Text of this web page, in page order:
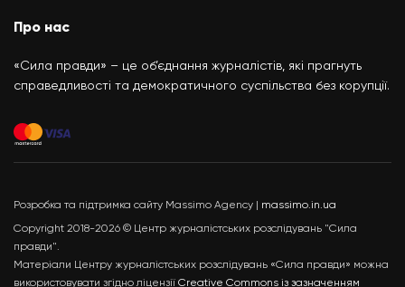
Про нас
«Сила правди» – це об’єднання журналістів, які прагнуть
справедливості та демократичного суспільства без корупції.
Розробка та підтримка сайту Massimo Agency | massimo.in.ua
Copyright 2018-2026 © Центр журналістських розслідувань "Сила
правди".
Матеріали Центру журналістських розслідувань «Сила правди» можна
використовувати згідно ліцензії Creative Commons із зазначенням